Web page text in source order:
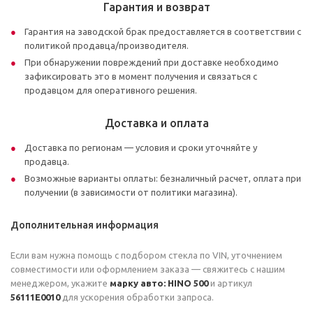
Гарантия и возврат
Гарантия на заводской брак предоставляется в соответствии с
политикой продавца/производителя.
При обнаружении повреждений при доставке необходимо
зафиксировать это в момент получения и связаться с
продавцом для оперативного решения.
Доставка и оплата
Доставка по регионам — условия и сроки уточняйте у
продавца.
Возможные варианты оплаты: безналичный расчет, оплата при
получении (в зависимости от политики магазина).
Дополнительная информация
Если вам нужна помощь с подбором стекла по VIN, уточнением
совместимости или оформлением заказа — свяжитесь с нашим
менеджером, укажите марку авто: HINO 500и артикул
56111E0010для ускорения обработки запроса.